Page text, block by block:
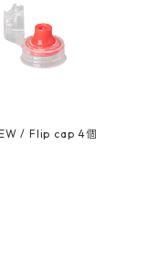
/ Flip cap 4個